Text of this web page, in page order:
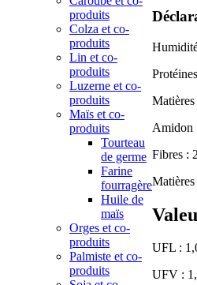
produits
Colza et co-
produits
Lin et co-
produits
Luzerne et co-
produits
Maïs et co-
produits
Tourteau
de germe
Farine
fourragère
Huile de
maïs
Orges et co-
produits
Palmiste et co-
produits
Amidon
Fibres :
UFL :
UFV :